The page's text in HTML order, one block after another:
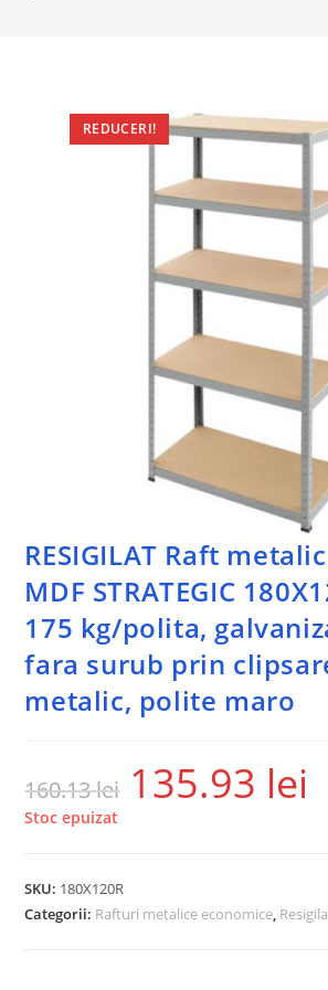
REDUCERI!
RESIGILAT Raft
MDF STRATEGIC
175 kg/polita,
fara surub prin
metalic, polite maro
160.13lei 135.93 lei
Stoc epuizat
SKU: 180X120R
Categorii: Rafturi metalice economice,